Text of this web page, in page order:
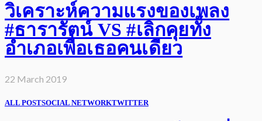
วิเคราะห์ความแรงของเพลง
#ธารารัตน์ VS #เลิกคุยทั้ง
อำเภอเพื่อเธอคนเดียว
22 March 2019
ALL POSTSOCIAL NETWORKTWITTER